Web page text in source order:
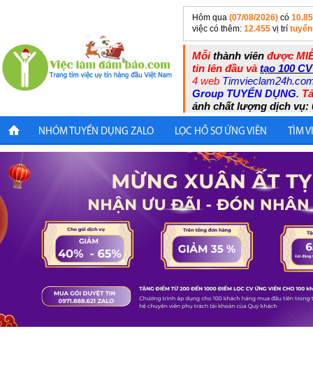
Hôm qua (07/08/2026) có
việc có thêm: 12.455 vị trí
Mỗithành viên được
tin lên đầu và tạo 100
4 web
Group TUYỂN DỤNG.
ánh chất lượng dịch vụ:
NHÓM TUYỂN DỤNG ZALO LỌC HỒ SƠ ỨNG VIÊN TÌM